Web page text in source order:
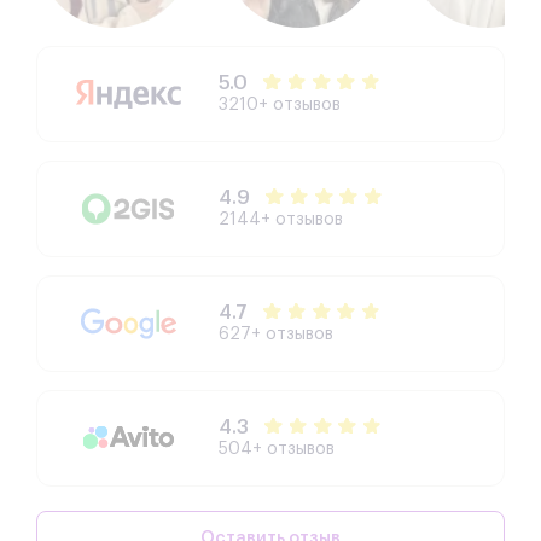
5.0
3210+ отзывов
4.9
2144+ отзывов
4.7
627+ отзывов
4.3
504+ отзывов